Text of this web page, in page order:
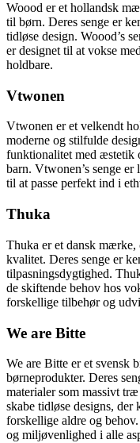
Woood er et hollandsk
til børn. Deres senge er
tidløse design. Woood’s
er designet til at vokse
holdbare.
Vtwonen
Vtwonen er et velkendt
moderne og stilfulde
funktionalitet med æstetik
barn. Vtwonen’s senge
til at passe perfekt ind i
Thuka
Thuka er et dansk mærke,
kvalitet. Deres senge er
tilpasningsdygtighed.
de skiftende behov hos
forskellige tilbehør og
We are Bitte
We are Bitte er et svensk
børneprodukter. Deres
materialer som massivt
skabe tidløse designs, der
forskellige aldre og
og miljøvenlighed i alle